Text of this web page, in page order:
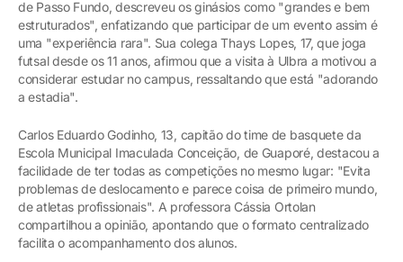
de Passo Fundo, descreveu os ginásios como "grandes e bem
estruturados", enfatizando que participar de um evento assim é
uma "experiência rara". Sua colega Thays Lopes, 17, que joga
futsal desde os 11 anos, afirmou que a visita à Ulbra a motivou a
considerar estudar no campus, ressaltando que está "adorando
a estadia".
Carlos Eduardo Godinho, 13, capitão do time de basquete da
Escola Municipal Imaculada Conceição, de Guaporé, destacou a
facilidade de ter todas as competições no mesmo lugar: "Evita
problemas de deslocamento e parece coisa de primeiro mundo,
de atletas profissionais". A professora Cássia Ortolan
compartilhou a opinião, apontando que o formato centralizado
facilita o acompanhamento dos alunos.